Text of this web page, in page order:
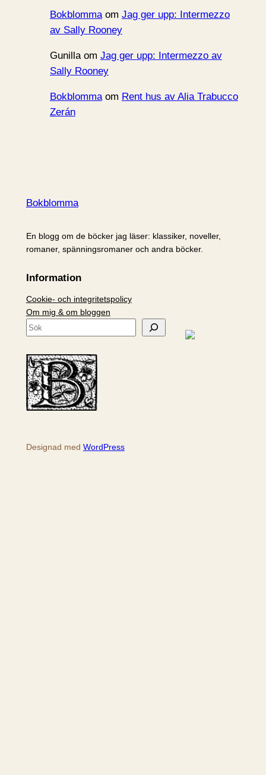
Bokblommaom Jag ger upp: Intermezzo
av Sally Rooney
Gunillaom Jag ger upp: Intermezzo av
Sally Rooney
Bokblommaom Rent hus av Alia Trabucco
Zerán
Bokblomma
En blogg om de böcker jag läser: klassiker, noveller,
romaner, spänningsromaner och andra böcker.
Information
Cookie- och integritetspolicy
Om mig & om bloggen
S
k
Designad med WordPress